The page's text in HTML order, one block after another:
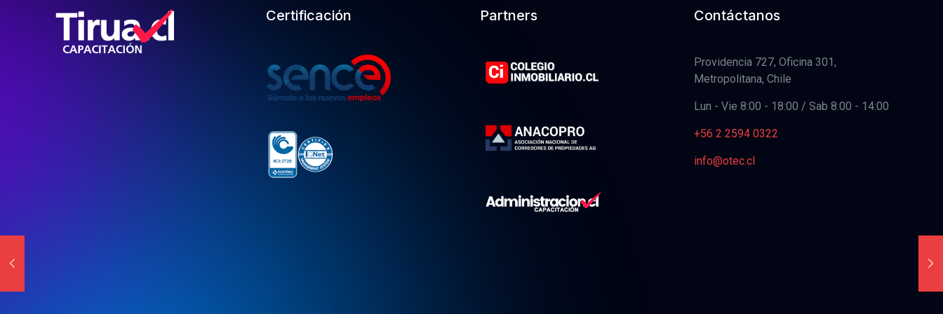
Certificación Partners Contáctanos
Providencia 727, Oficina 301,
Metropolitana, Chile
Lun - Vie 8:00 - 18:00 / Sab 8:00 - 14:00
+56 2 2594 0322
info@otec.cl